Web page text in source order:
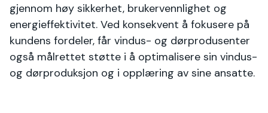
gjennom høy sikkerhet, brukervennlighet og
energieffektivitet. Ved konsekvent å fokusere på
kundens fordeler, får vindus- og dørprodusenter
også målrettet støtte i å optimalisere sin vindus-
og dørproduksjon og i opplæring av sine ansatte.